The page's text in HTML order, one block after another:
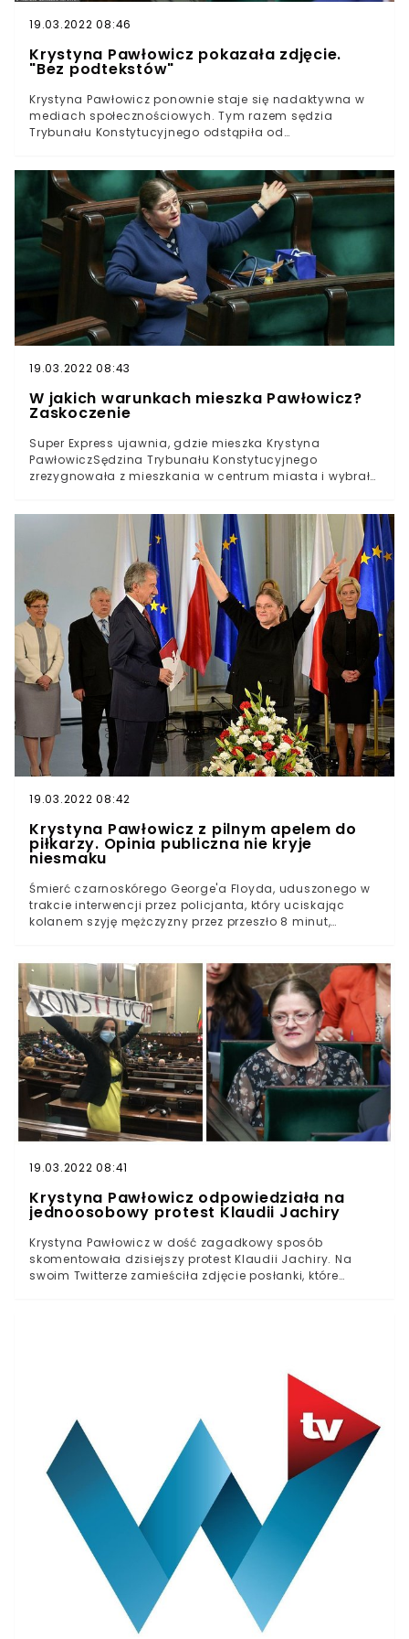
19.03.2022 08:46
Krystyna Pawłowicz pokazała zdjęcie.
"Bez podtekstów"
Krystyna Pawłowicz ponownie staje się nadaktywna w
mediach społecznościowych. Tym razem sędzia
Trybunału Konstytucyjnego odstąpiła od
odnoszących się do jej wyglądu. Według nieoficjalnych
doniesień umieszczenie Krystyny Pawłowicz oraz
Stanisława Piotrowicza w Trybunale Konstytucyjnym
miało na celu wyeliminowanie najbardziej
kontrowersyjnych twarzy Prawa i Sprawiedliwości ze
sceny politycznej. Postanowienie, jeśli faktycznie miało
podobne motywacje, przyniosło jedynie częściowy
skutek. Stanisław Piotrowicz kompletnie zapadł się pod
ziemię, jednak tego samego nie możemy powiedzieć o
Krystynie Pawłowicz.
19.03.2022 08:43
W jakich warunkach mieszka Pawłowicz?
Zaskoczenie
Super Express ujawnia, gdzie mieszka Krystyna
PawłowiczSędzina Trybunału Konstytucyjnego
zrezygnowała z mieszkania w centrum miasta i wybrała
UrsusieWiele osób może być zaskoczone faktem, iż
Krystyna Pawłowicz nie należy do osób zajmujących
publiczne stanowisko i epatujące swoim prestiżem oraz
zarobionymi pieniędzmi. Super Express opisuje miejsce,
gdzie sędzina Trybunału Konstytucyjnego spędza czas
poza pracą.W sieci trudno znaleźć wpisy Krystyny
Pawłowicz, które zdradzałyby nieco, na temat miejsca,
gdzie odpoczywa po wypełnianiu kolejnych
powierzanych jej obowiązków. Nie uniknęła ona jednak
małej wpadki związanej z obrazkiem powieszonym na
ścianie.
19.03.2022 08:42
Krystyna Pawłowicz z pilnym apelem do
piłkarzy. Opinia publiczna nie kryje
niesmaku
Śmierć czarnoskórego George'a Floyda, uduszonego w
trakcie interwencji przez policjanta, który uciskając
kolanem szyję mężczyzny przez przeszło 8 minut,
Afroamerykanina z Minneapolis zaowocowała
powstaniem ruchu Black Lives Matter.
19.03.2022 08:41
Krystyna Pawłowicz odpowiedziała na
jednoosobowy protest Klaudii Jachiry
Krystyna Pawłowicz w dość zagadkowy sposób
skomentowała dzisiejszy protest Klaudii Jachiry. Na
swoim Twitterze zamieściła zdjęcie posłanki, które
zajście w Sejmie Polski Sejm w wyjątkowy sposób uczcił
dziś 230. rocznicę uchwalenia konstytucji z 3 maja 1791
r. W gmachu na Wiejskiej odbyły się wspólne obrady
polskiego i litewskiego parlamentu. Obecni na sali byli
prezydenci obu krajów: Gitanas Nausėda i Andrzej
Duda. Głowa państwa polskiego wygłosiła
przemówienie, w którym podkreślała wagę XVIII-wiecznej
konstytucji dla ustroju prawnego. Wśród posłów
obecnych w łamach sejmowych znalazła się
reprezentantka Koalicji Obywatelskiej Klaudia Jachira,
która w typowy dla siebie sposób, postanowiła
zamanifestować swój sprzeciw wobec polityki
prowadzonej przez Andrzeja Dudę. Podczas
przemówienie prezydenta wstała, podnosząc do góry
transparent z napisem "Konstytucja". W ten sposób
chciała najprawdopodobniej zwrócić uwagę litewskiej